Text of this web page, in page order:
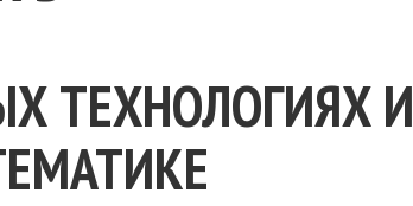
ТЕХНОЛОГИЯХ И